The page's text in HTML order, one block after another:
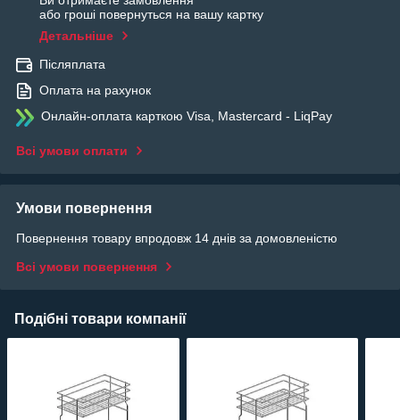
або гроші повернуться на вашу картку
Детальніше
Післяплата
Оплата на рахунок
Онлайн-оплата карткою Visa, Mastercard - LiqPay
Всі умови оплати
Умови повернення
Повернення товару впродовж 14 днів за домовленістю
Всі умови повернення
Подібні товари компанії